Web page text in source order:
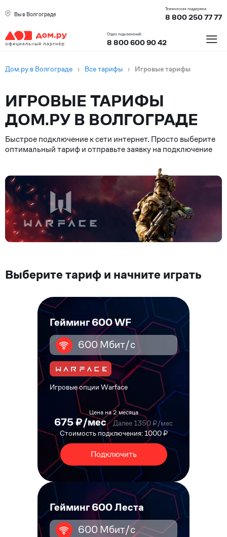
Вы в Волгограде
Техническая поддержка:
8 800 250 77 77
Отдел подключений:
8 800 600 90 42 ≡
Дом.ру в Волгограде › Все тарифы › Игровые тарифы
ИГРОВЫЕ ТАРИФЫ
ДОМ.РУ В ВОЛГОГРАДЕ
Быстрое подключение к сети интернет. Просто выберите
оптимальный тариф и отправьте заявку на подключение
Выберите тариф и начните играть
Гейминг 600 WF
600 Мбит/с
Игровые опции Warface
Цена на 2 месяца
675 ₽/мес
Далее 1350 ₽/мес
Стоимость подключения: 1000 ₽
Подключить
Гейминг 600 Леста
600 Мбит/с